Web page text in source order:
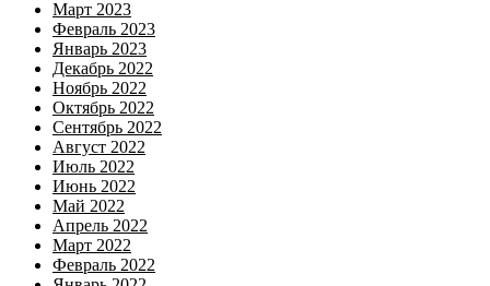
Март 2023
Февраль 2023
Январь 2023
Декабрь 2022
Ноябрь 2022
Октябрь 2022
Сентябрь 2022
Август 2022
Июль 2022
Июнь 2022
Май 2022
Апрель 2022
Март 2022
Февраль 2022